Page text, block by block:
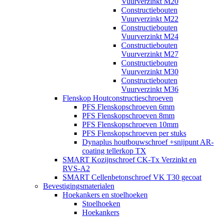
Constructiebouten
Vuurverzinkt M22
Constructiebouten
Vuurverzinkt M24
Constructiebouten
Vuurverzinkt M27
Constructiebouten
Vuurverzinkt M30
Constructiebouten
Vuurverzinkt M36
Flenskop Houtconstructieschroeven
PFS Flenskopschroeven 6mm
PFS Flenskopschroeven 8mm
PFS Flenskopschroeven 10mm
PFS Flenskopschroeven per stuks
Dynaplus houtbouwschroef +snijpunt AR-
coating tellerkop TX
SMART Kozijnschroef CK-Tx Verzinkt en
RVS-A2
SMART Cellenbetonschroef VK T30 gecoat
Bevestigingsmaterialen
Hoekankers en stoelhoeken
Stoelhoeken
Hoekankers